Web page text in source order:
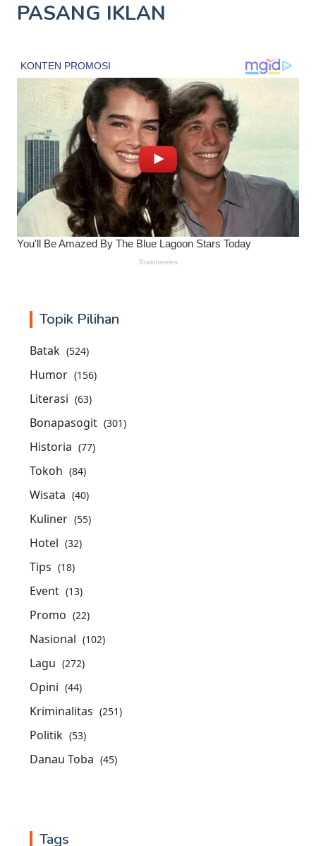
PASANG IKLAN
Topik Pilihan
Batak (524)
Humor (156)
Literasi (63)
Bonapasogit (301)
Historia (77)
Tokoh (84)
Wisata (40)
Kuliner (55)
Hotel (32)
Tips (18)
Event (13)
Promo (22)
Nasional (102)
Lagu (272)
Opini (44)
Kriminalitas (251)
Politik (53)
Danau Toba (45)
Tags